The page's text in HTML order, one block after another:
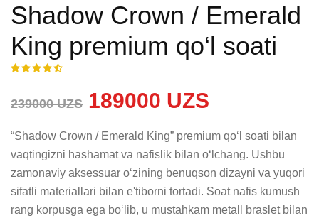
Shadow Crown / Emerald
King premium qo‘l soati
239000 UZS 189000 UZS
“Shadow Crown / Emerald King” premium qo‘l soati bilan
vaqtingizni hashamat va nafislik bilan o‘lchang. Ushbu
zamonaviy aksessuar o‘zining benuqson dizayni va yuqori
sifatli materiallari bilan e'tiborni tortadi. Soat nafis kumush
rang korpusga ega bo‘lib, u mustahkam metall braslet bilan